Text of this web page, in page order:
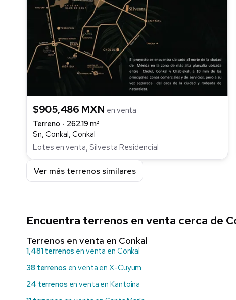
$905,486 MXN en venta
Terreno
262.19 m²
Sn, Conkal, Conkal
Lotes en venta, Silvesta Residencial
Ver más terrenos similares
Encuentra terrenos en venta cerca de
Terrenos en venta en Conkal
1,481 terrenos en venta en Conkal
38 terrenos en venta en X-Cuyum
24 terrenos en venta en Kantoina